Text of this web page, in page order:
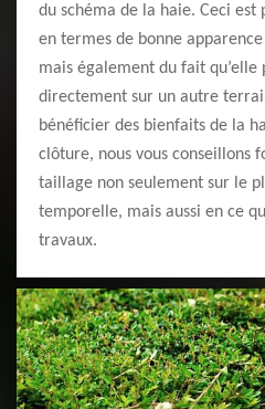
du schéma de la haie. Ceci
en termes de bonne
mais également du fait
directement sur un autre
bénéficier des bienfaits de la
clôture, nous vous conseillons
taillage non seulement sur le
temporelle, mais aussi en ce
travaux.